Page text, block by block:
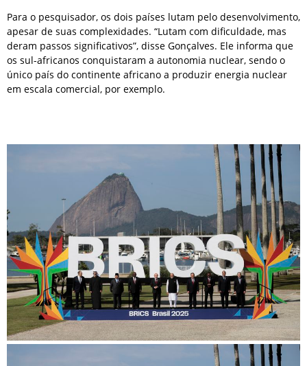
Para o pesquisador, os dois países lutam pelo desenvolvimento,
apesar de suas complexidades. “Lutam com dificuldade, mas
deram passos significativos”, disse Gonçalves. Ele informa que
os sul-africanos conquistaram a autonomia nuclear, sendo o
único país do continente africano a produzir energia nuclear
em escala comercial, por exemplo.